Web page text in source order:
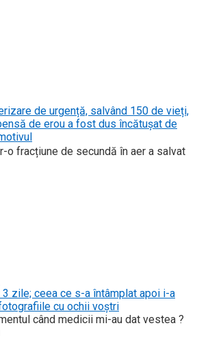
de urgență, salvând 150 de vieți,
de erou a fost dus încătușat de
o fracțiune de secundă în aer a salvat
zile; ceea ce s-a întâmplat apoi i-a
cu ochii voștri
când medicii mi-au dat vestea ?